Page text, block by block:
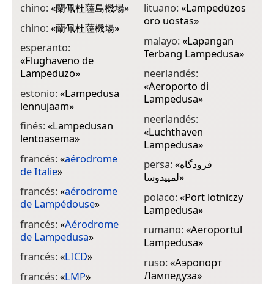
chino:«蘭佩杜薩島機場»
chino:«蘭佩杜薩機場»
esperanto:
«Flughaveno de
Lampeduzo»
estonio:«Lampedusa
lennujaam»
finés:«Lampedusan
lentoasema»
francés:«aérodrome
de Italie»
francés:«aérodrome
de Lampédouse»
francés:«Aérodrome
de Lampedusa»
francés:«LICD»
francés:«LMP»
lituano:«Lampedūzos
oro uostas»
malayo:«Lapangan
Terbang Lampedusa»
neerlandés:
«Aeroporto di
Lampedusa»
neerlandés:
«Luchthaven
Lampedusa»
persa:«فرودگاه
لمپیدوسا»
polaco:«Port lotniczy
Lampedusa»
rumano:«Aeroportul
Lampedusa»
ruso:«Аэропорт
Лампедуза»